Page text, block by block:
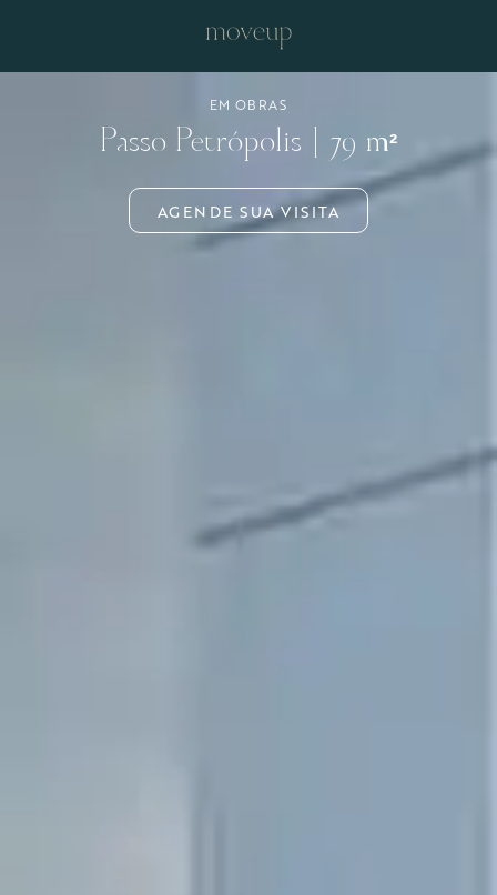
EM OBRAS
Passo Petrópolis | 79 m²
AGENDE SUA VISITA